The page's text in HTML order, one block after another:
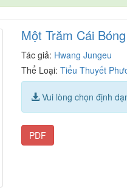
Một Trăm Cái Bóng
Tác giả: Hwang Jungeu
Thể Loại:Tiểu Thuyết
Vui lòng chọn định
PDF